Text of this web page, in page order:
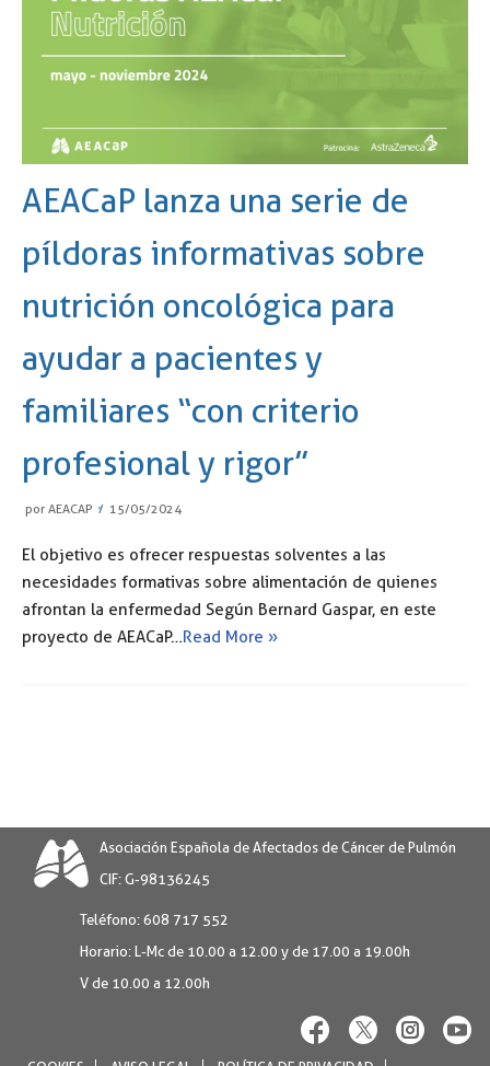
AEACaP lanza una serie de
píldoras informativas sobre
nutrición oncológica para
ayudar a pacientes y
familiares “con criterio
profesional y rigor”
por AEACAP 15/05/2024
El objetivo es ofrecer respuestas solventes a las
necesidades formativas sobre alimentación de quienes
afrontan la enfermedad Según Bernard Gaspar, en este
proyecto de AEACaP…Read More »
Asociación Española de Afectados de Cáncer de Pulmón
CIF: G-98136245
Teléfono: 608 717 552
Horario: L-Mc de 10.00 a 12.00 y de 17.00 a 19.00h
V de 10.00 a 12.00h